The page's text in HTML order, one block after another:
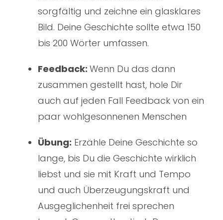
sorgfältig und zeichne ein glasklares
Bild. Deine Geschichte sollte etwa 150
bis 200 Wörter umfassen.
Feedback: Wenn Du das dann
zusammen gestellt hast, hole Dir
auch auf jeden Fall Feedback von ein
paar wohlgesonnenen Menschen
Übung: Erzähle Deine Geschichte so
lange, bis Du die Geschichte wirklich
liebst und sie mit Kraft und Tempo
und auch Überzeugungskraft und
Ausgeglichenheit frei sprechen